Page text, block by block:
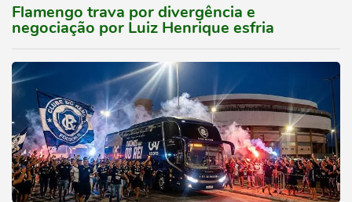
Flamengo trava por divergência e
negociação por Luiz Henrique esfria